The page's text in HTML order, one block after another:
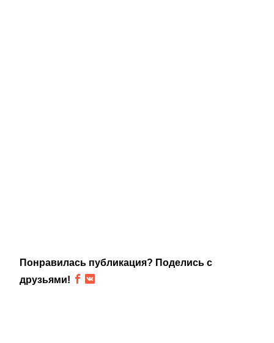
Понравилась публикация? Поделись с
друзьями!